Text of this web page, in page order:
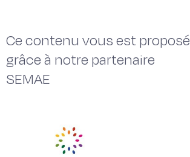
Ce contenu vous est proposé
grâce à notre partenaire
SEMAE